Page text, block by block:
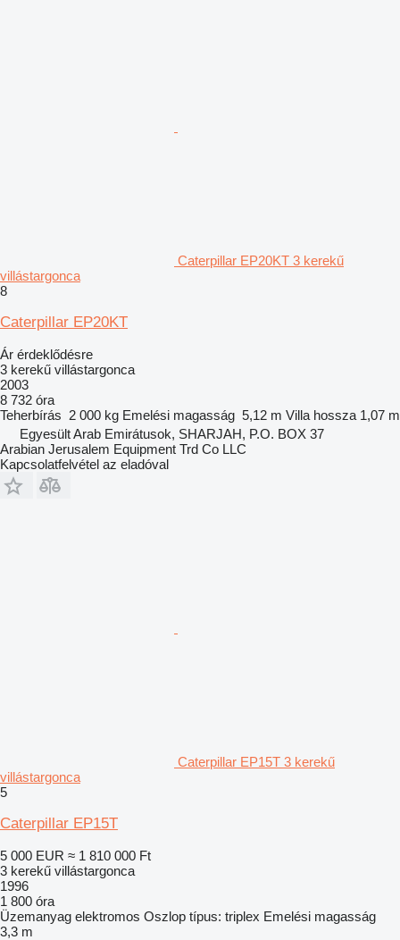
Caterpillar EP20KT 3 kerekű
villástargonca
8
Caterpillar EP20KT
Ár érdeklődésre
3 kerekű villástargonca
2003
8 732 óra
Teherbírás 2 000 kg Emelési magasság 5,12 m Villa hossza 1,07 m
Egyesült Arab Emirátusok, SHARJAH, P.O. BOX 37
Arabian Jerusalem Equipment Trd Co LLC
Kapcsolatfelvétel az eladóval
Caterpillar EP15T 3 kerekű
villástargonca
5
Caterpillar EP15T
5 000 EUR ≈ 1 810 000 Ft
3 kerekű villástargonca
1996
1 800 óra
Üzemanyag elektromos Oszlop típus: triplex Emelési magasság
3,3 m